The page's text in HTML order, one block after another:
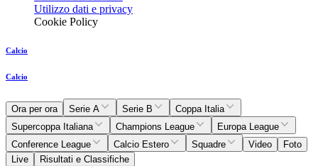
Utilizzo dati e privacy
Cookie Policy
Calcio
Calcio
Ora per ora Serie A Serie B
Coppa Italia
Supercoppa Italiana
Champions League
Europa League
Conference League
Calcio Estero Squadre Video
Foto
Live
Risultati e Classifiche